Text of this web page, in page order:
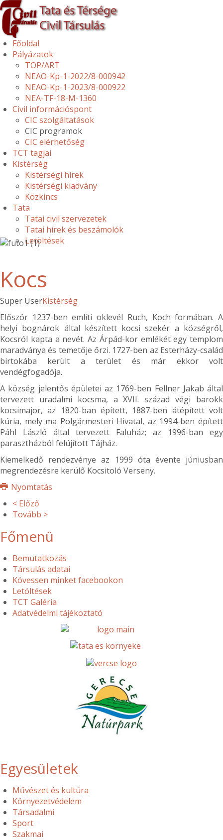
Főoldal
Pályázatok
TOP/ART
NEAO-Kp-1-2022/8-000942
NEAO-Kp-1-2023/8-000922
NEA-TF-18-M-1360
Civil információspont
CIC szolgáltatások
CIC programok
CIC elérhetőség
TCT tagjai
Kistérség
Kistérségi hírek
Kistérségi kiadvány
Közkincs
Tata
Tatai civil szervezetek
Tatai hírek és beszámolók
Letöltések
Kocs
Super UserKistérség
Először 1237-ben említi oklevél Ruch, Koch formában. A
helyi bognárok által készített kocsi szekér a községről,
Kocsról kapta a nevét. Az Árpád-kor emlékét egy templom
maradványa és temetője őrzi. 1727-ben az Esterházy-család
birtokába került a terület és már ekkor volt
vendégfogadója.
A község jelentős épületei az 1769-ben Fellner Jakab által
tervezett uradalmi kocsma, a XVII. század végi barokk
kocsimajor, az 1820-ban épített, 1887-ben átépített volt
kúria, mely ma Polgármesteri Hivatal, az 1994-ben épített
Páhl László által tervezett Faluház; az 1996-ban egy
parasztházból felújított Tájház.
Kiemelkedő rendezvénye az 1999 óta évente júniusban
megrendezésre kerülő Kocsitoló Verseny.
Nyomtatás
< Előző
Tovább >
Főmenü
Bemutatkozás
Társulás adatai
Kövessen minket facebookon
Letöltések
TCT Galéria
Adatvédelmi tájékoztató
Egyesületek
Művészet és kultúra
Környezetvédelem
Társadalmi
Sport
Szakmai